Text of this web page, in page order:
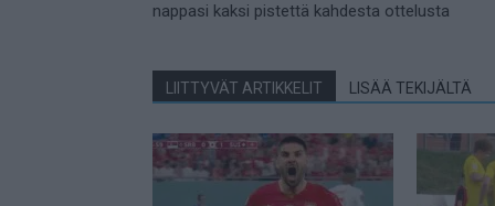
nappasi kaksi pistettä kahdesta ottelusta
LIITTYVÄT ARTIKKELIT LISÄÄ TEKIJÄLTÄ